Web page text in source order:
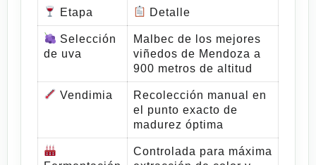
Etapa
Detalle
Selección
de uva
Malbec de los mejores
viñedos de Mendoza a
900 metros de altitud
Vendimia
Recolección manual en
el punto exacto de
madurez óptima
Controlada para máxima